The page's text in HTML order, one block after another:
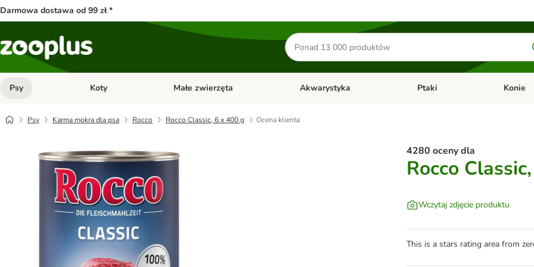
Darmowa dostawa od 99 zł *
Szukaj
produktów
Psy Otwórz menu kategorii: Psy
Koty Otwórz menu kategorii: Koty
Małe zwierzęta Otwórz menu kategorii: Małe zwierzęta
Akwarystyka Otwórz menu kategorii:
Ptaki Otwórz
Konie
Psy Karma mokra dla psa Rocco Rocco Classic, 6 x 400 g Ocena klienta
4280 oceny dla
Rocco
Wczytaj zdjęcie produktu
This is a stars rating area from